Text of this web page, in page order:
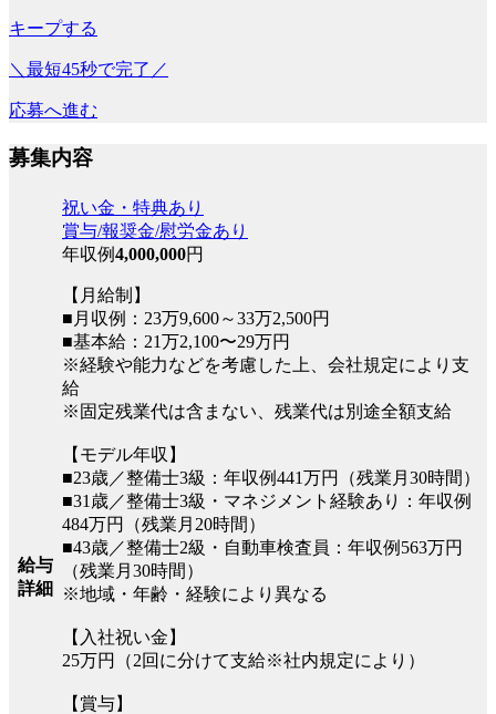
キープする
＼最短45秒で完了／
応募へ進む
募集内容
給与
詳細
祝い金・特典あり
賞与/報奨金/慰労金あり
年収例4,000,000円
【月給制】
■月収例：23万9,600～33万2,500円
■基本給：21万2,100〜29万円
※経験や能力などを考慮した上、会社規定により支
給
※固定残業代は含まない、残業代は別途全額支給
【モデル年収】
■23歳／整備士3級：年収例441万円（残業月30時間）
■31歳／整備士3級・マネジメント経験あり：年収例
484万円（残業月20時間）
■43歳／整備士2級・自動車検査員：年収例563万円
（残業月30時間）
※地域・年齢・経験により異なる
【入社祝い金】
25万円（2回に分けて支給※社内規定により）
【賞与】